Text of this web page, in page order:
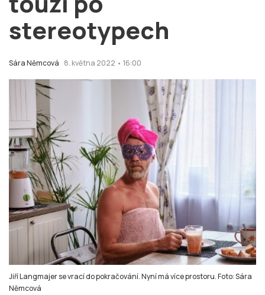
Zapomněli jste heslo?
stereotypech
Sára Němcová 8. května 2022 • 16:00
Jiří Langmajer se vrací do pokračování. Nyní má více prostoru. Foto: Sára
Němcová